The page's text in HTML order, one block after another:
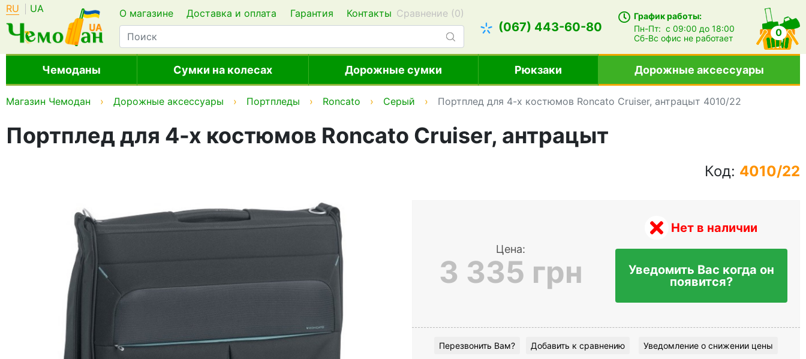
RU UA О магазине Доставка и оплата Гарантия Контакты Сравнение (0)
(067) 443-60-80
График работы:
Пн-Пт:с 09:00 до 18:00
Сб-Всофис не работает 0
Чемоданы Сумки на колесах Дорожные сумки Рюкзаки Дорожные аксессуары
Магазин Чемодан Дорожные аксессуары Портпледы Roncato Серый Портплед для 4-х костюмов Roncato Cruiser, антрацыт 4010/22
Портплед для 4-х костюмов Roncato Cruiser, антрацыт
Код: 4010/22
Цена:
3 335 грн
Нет в наличии
Уведомить Вас когда он
появится?
Перезвонить Вам? Добавить к сравнению Уведомление о снижении цены